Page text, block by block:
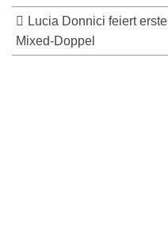
Lucia Donnici feiert
Mixed-Doppel